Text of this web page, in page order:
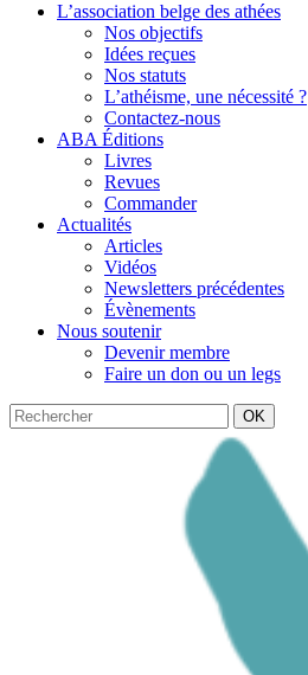
L’association belge des athées
Nos objectifs
Idées reçues
Nos statuts
L’athéisme, une nécessité ?
Contactez-nous
ABA Éditions
Livres
Revues
Commander
Actualités
Articles
Vidéos
Newsletters précédentes
Évènements
Nous soutenir
Devenir membre
Faire un don ou un legs
OK